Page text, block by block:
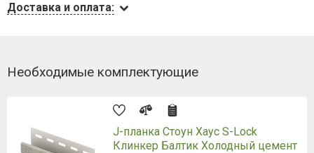
Доставка и оплата:
Необходимые комплектующие
J-планка Стоун Хаус S-Lock
Клинкер Балтик Холодный цемент